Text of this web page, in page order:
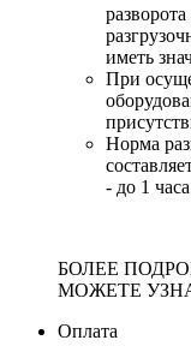
иметь
При
Норма
- до 1
БОЛЕЕ
МОЖЕТЕ
Оплата